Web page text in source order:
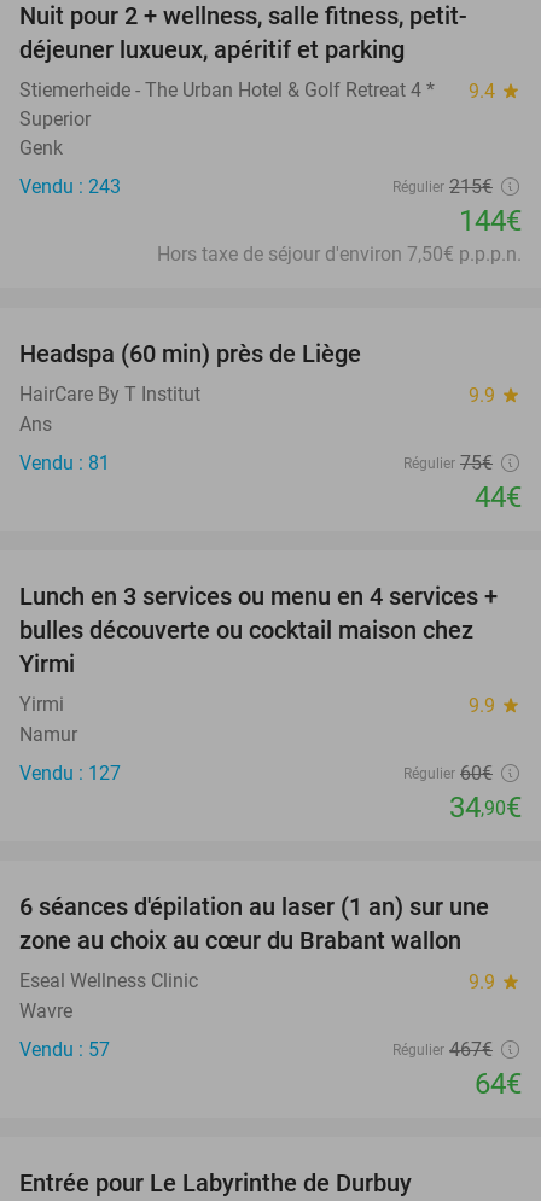
Nuit pour 2 + wellness, salle fitness, petit-
déjeuner luxueux, apéritif et parking
Stiemerheide - The Urban Hotel & Golf Retreat 4 *
Superior
9.4 star
Genk
Vendu : 243
Régulier 215€
144€
Hors taxe de séjour d'environ 7,50€ p.p.p.n.
Headspa (60 min) près de Liège
HairCare By T Institut 9.9 star
Ans
Vendu : 81
Régulier 75€
44€
42%
Lunch en 3 services ou menu en 4 services +
bulles découverte ou cocktail maison chez
Yirmi
Yirmi 9.9 star
Namur
Vendu : 127
Régulier 60€
34,90€
86%
6 séances d'épilation au laser (1 an) sur une
zone au choix au cœur du Brabant wallon
Eseal Wellness Clinic 9.9 star
Wavre
Vendu : 57
Régulier 467€
64€
Entrée pour Le Labyrinthe de Durbuy